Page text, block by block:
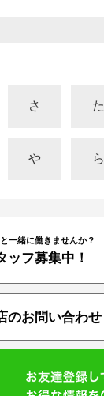
さ た
や ら
一緒に働きませんか？
ッフ募集中！
のお問い合わせ